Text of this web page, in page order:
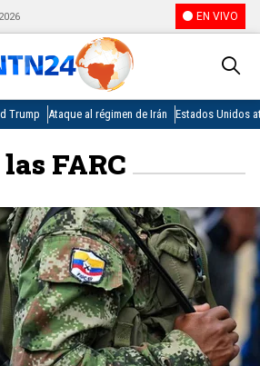
EN VIVO
Trump Ataque al régimen de Irán Estados Unidos
FARC